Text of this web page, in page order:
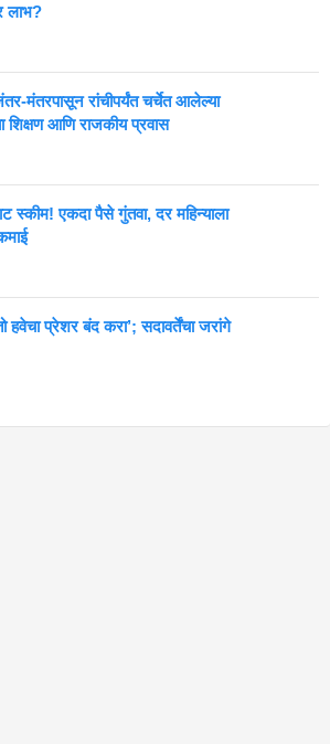
लाभ?
मंतरपासून रांचीपर्यंत चर्चेत आलेल्या
शिक्षण आणि राजकीय प्रवास
स्कीम! एकदा पैसे गुंतवा, दर महिन्याला
हवेचा प्रेशर बंद करा’; सदावर्तेंचा जरांगे